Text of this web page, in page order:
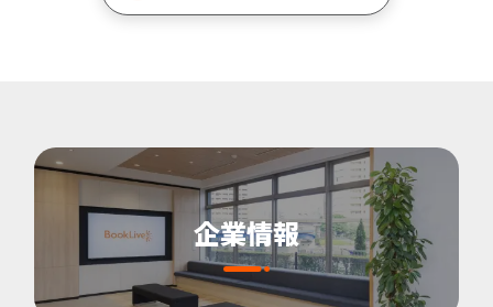
企業情報